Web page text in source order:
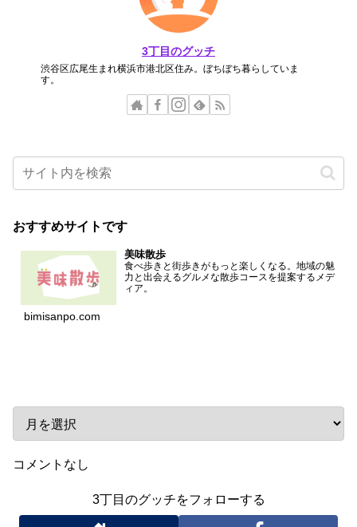
3丁目のグッチ
渋谷区広尾生まれ横浜市港北区住み。ぼちぼち暮らしていま
す。
おすすめサイトです
美味散歩
食べ歩きと街歩きがもっと楽しくなる。地域の魅
力と出会えるグルメな散歩コースを提案するメデ
ィア。
bimisanpo.com
コメントなし
3丁目のグッチをフォローする